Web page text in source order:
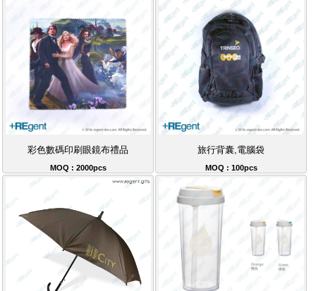
彩色數碼印刷眼鏡布禮品
MOQ : 2000pcs
旅行背囊,電腦袋
MOQ : 100pcs